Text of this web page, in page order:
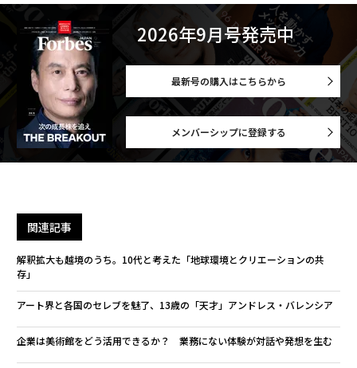
2026年9月号発売中
最新号の購入はこちらから
メンバーシップに登録する
関連記事
解釈拡大も越境のうち。10代と考えた「地球環境とクリエーションの共
存」
アート界と各国のセレブを魅了、13歳の「天才」アンドレス・バレンシア
企業は美術館をどう活用できるか？ 業務にない体験が対話や発想を生む